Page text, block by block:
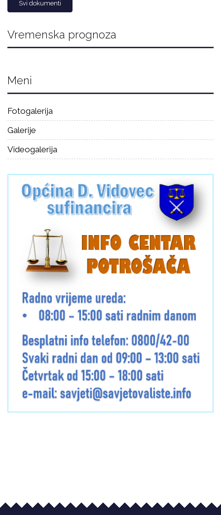
Svi dokumenti
Vremenska prognoza
Meni
Fotogalerija
Galerije
Videogalerija